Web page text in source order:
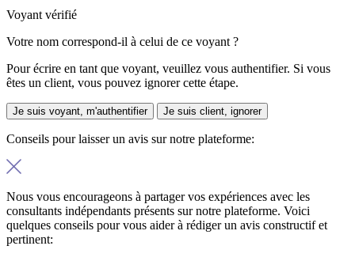
Voyant vérifié
Votre nom correspond-il à celui de ce voyant ?
Pour écrire en tant que voyant, veuillez vous authentifier. Si vous
êtes un client, vous pouvez ignorer cette étape.
Je suis voyant, m'authentifier Je suis client, ignorer
Conseils pour laisser un avis sur notre plateforme:
Nous vous encourageons à partager vos expériences avec les
consultants indépendants présents sur notre plateforme. Voici
quelques conseils pour vous aider à rédiger un avis constructif et
pertinent: